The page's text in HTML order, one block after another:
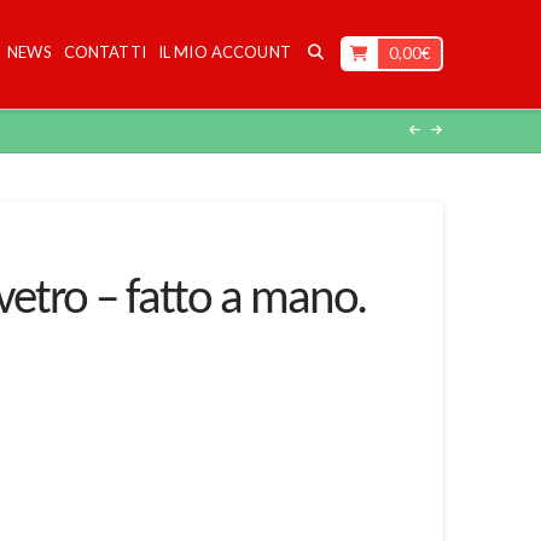
NEWS CONTATTI IL MIO ACCOUNT 0,00€
– fatto a mano.